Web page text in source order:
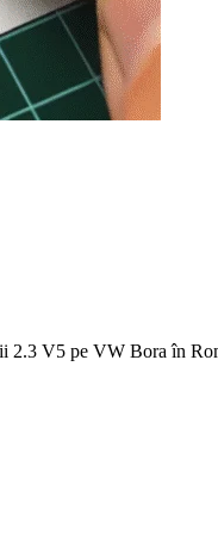
2.3 V5 pe VW Bora în